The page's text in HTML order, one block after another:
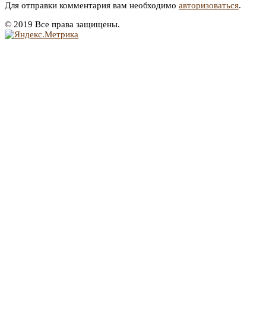
Для отправки комментария вам необходимо авторизоваться.
© 2019 Все права защищены.